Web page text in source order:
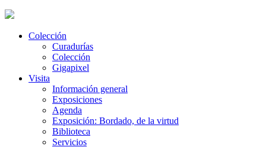
Colección
Curadurías
Colección
Gigapixel
Visita
Información general
Exposiciones
Agenda
Exposición: Bordado, de la virtud
Biblioteca
Servicios